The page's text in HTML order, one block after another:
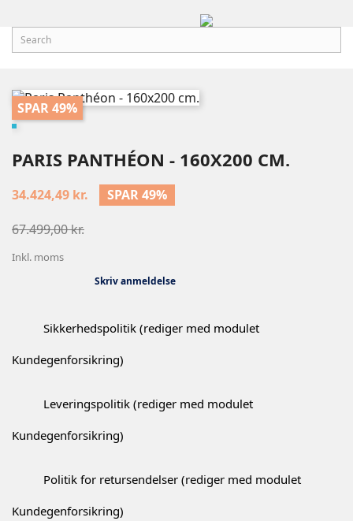
SPAR 49%
PARIS PANTHÉON - 160X200 CM.
34.424,49 kr.
SPAR 49%
67.499,00 kr.
Inkl. moms
Skriv anmeldelse
Sikkerhedspolitik (rediger med modulet
Kundegenforsikring)
Leveringspolitik (rediger med modulet
Kundegenforsikring)
Politik for retursendelser (rediger med modulet
Kundegenforsikring)